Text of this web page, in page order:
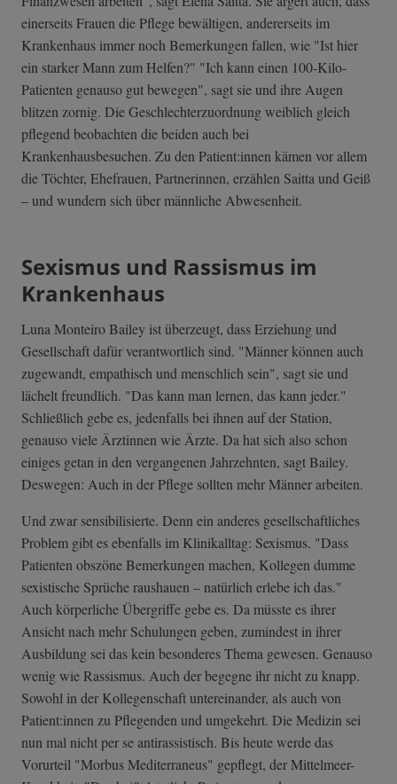
einerseits Frauen die Pflege bewältigen, andererseits im
Krankenhaus immer noch Bemerkungen fallen, wie "Ist hier
ein starker Mann zum Helfen?" "Ich kann einen 100-Kilo-
Patienten genauso gut bewegen", sagt sie und ihre Augen
blitzen zornig. Die Geschlechterzuordnung weiblich gleich
pflegend beobachten die beiden auch bei
Krankenhausbesuchen. Zu den Patient:innen kämen vor allem
die Töchter, Ehefrauen, Partnerinnen, erzählen Saitta und Geiß
– und wundern sich über männliche Abwesenheit.
Sexismus und Rassismus im
Krankenhaus
Luna Monteiro Bailey ist überzeugt, dass Erziehung und
Gesellschaft dafür verantwortlich sind. "Männer können auch
zugewandt, empathisch und menschlich sein", sagt sie und
lächelt freundlich. "Das kann man lernen, das kann jeder."
Schließlich gebe es, jedenfalls bei ihnen auf der Station,
genauso viele Ärztinnen wie Ärzte. Da hat sich also schon
einiges getan in den vergangenen Jahrzehnten, sagt Bailey.
Deswegen: Auch in der Pflege sollten mehr Männer arbeiten.
Und zwar sensibilisierte. Denn ein anderes gesellschaftliches
Problem gibt es ebenfalls im Klinikalltag: Sexismus. "Dass
Patienten obszöne Bemerkungen machen, Kollegen dumme
sexistische Sprüche raushauen – natürlich erlebe ich das."
Auch körperliche Übergriffe gebe es. Da müsste es ihrer
Ansicht nach mehr Schulungen geben, zumindest in ihrer
Ausbildung sei das kein besonderes Thema gewesen. Genauso
wenig wie Rassismus. Auch der begegne ihr nicht zu knapp.
Sowohl in der Kollegenschaft untereinander, als auch von
Patient:innen zu Pflegenden und umgekehrt. Die Medizin sei
nun mal nicht per se antirassistisch. Bis heute werde das
Vorurteil "Morbus Mediterraneus" gepflegt, der Mittelmeer-